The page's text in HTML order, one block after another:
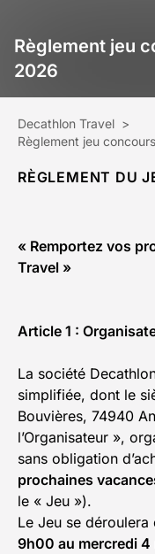
Règlement jeu
2026
Decathlon Travel >
Règlement jeu
RÈGLEMENT DU
« Remportez vos
Travel »
Article 1 :
La société
simplifiée, dont le
Bouvières, 74940
l’Organisateur »,
sans obligation
prochaines
le « Jeu »).
Le Jeu se déroulera
9h00 au mercredi